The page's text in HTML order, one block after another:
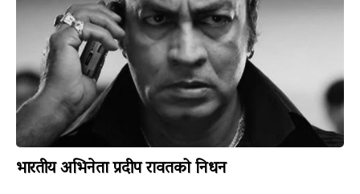
भारतीय अभिनेता प्रदीप रावतको निधन